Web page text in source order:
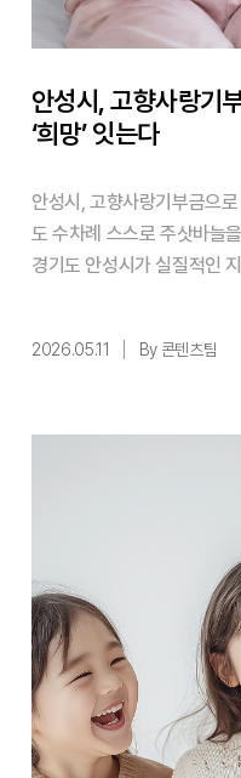
안성시, 고향사랑기
‘희망’ 잇는다
안성시, 고향사랑기부금으로 1
도 수차례 스스로 주삿바늘
경기도 안성시가 실질적인 지원책 마
을 바탕으로 생성한 이미지.(사진 출
2026.05.11 By 콘텐츠팀